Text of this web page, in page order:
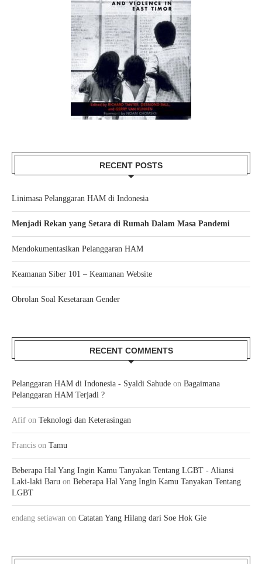
RECENT POSTS
Linimasa Pelanggaran HAM di Indonesia
Menjadi Rekan yang Setara di Rumah Dalam Masa Pandemi
Mendokumentasikan Pelanggaran HAM
Keamanan Siber 101 – Keamanan Website
Obrolan Soal Kesetaraan Gender
RECENT COMMENTS
Pelanggaran HAM di Indonesia - Syaldi Sahude on Bagaimana
Pelanggaran HAM Terjadi ?
Afif on Teknologi dan Keterasingan
Francis on Tamu
Beberapa Hal Yang Ingin Kamu Tanyakan Tentang LGBT - Aliansi
Laki-laki Baru on Beberapa Hal Yang Ingin Kamu Tanyakan Tentang
LGBT
endang setiawan on Catatan Yang Hilang dari Soe Hok Gie